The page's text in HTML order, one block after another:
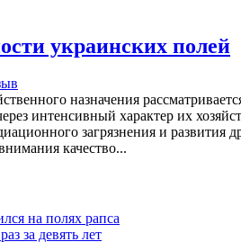
украинских полей
назначения
интенсивный характер их
загрязнения и
качество...
на полях рапса
за девять лет